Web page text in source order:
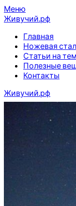
Перейти
к
Меню
Живучий.рф
Главная
Ножевая
Статьи на
Полезные
Контакты
Живучий.рф